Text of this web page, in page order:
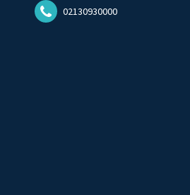
02130930000